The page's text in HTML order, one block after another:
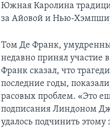
Южная Каролина
за Айовой и Нью-
Том Де Франк,
недавно принял участие
Франк сказал, что
последние годы,
расовых проблем. «Это
подписания Линдоном
удалось подчинить